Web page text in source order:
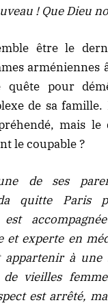
! Que Dieu
être le
arméniennes
quête pour
de sa famille.
mais le
le coupable ?
de ses
quitte Paris
et experte en
à une
vieilles
est arrêté,